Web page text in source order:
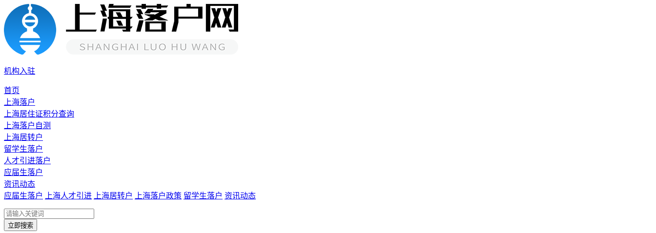
机构入驻
首页
上海落户
上海居住证积分查询
上海落户自测
上海居转户
留学生落户
人才引进落户
应届生落户
资讯动态
应届生落户
上海人才引进 上海居转户 上海落户政策 留学生落户 资讯动态
立即搜索